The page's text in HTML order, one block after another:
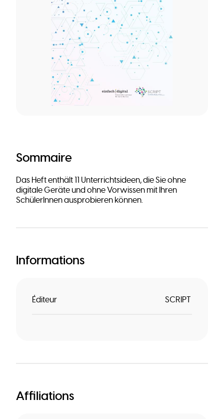
Sommaire
Das Heft enthält 11 Unterrichtsideen, die Sie ohne
digitale Geräte und ohne Vorwissen mit Ihren
SchülerInnen ausprobieren können.
Informations
Éditeur SCRIPT
Affiliations